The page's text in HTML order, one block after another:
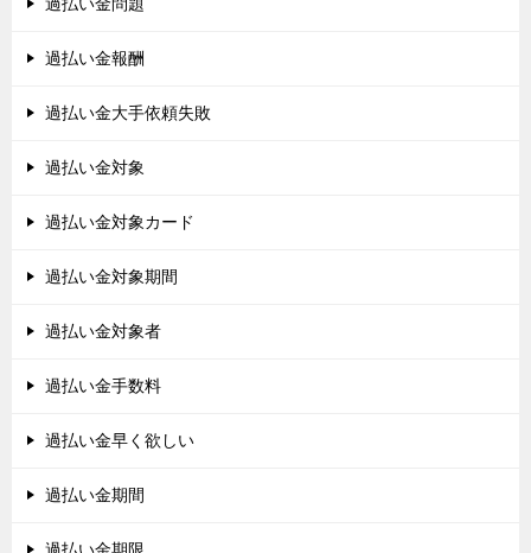
過払い金報酬
過払い金大手依頼失敗
過払い金対象
過払い金対象カード
過払い金対象期間
過払い金対象者
過払い金手数料
過払い金早く欲しい
過払い金期間